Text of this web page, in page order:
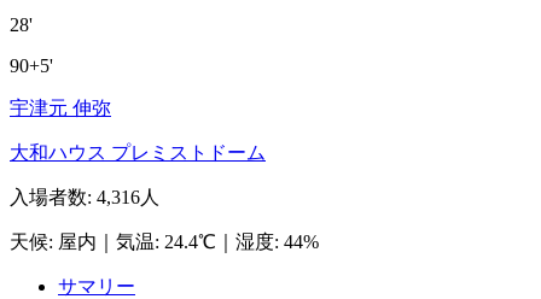
28'
90+5'
宇津元 伸弥
大和ハウス プレミストドーム
入場者数: 4,316人
天候: 屋内 気温: 24.4℃ 湿度: 44%
サマリー